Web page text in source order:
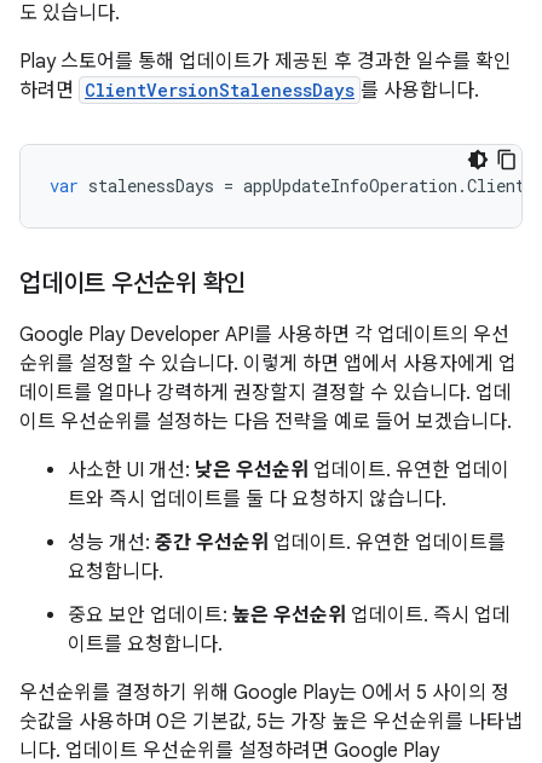
도 있습니다.
Play 스토어를 통해 업데이트가 제공된 후 경과한 일수를 확인
하려면
ClientVersionStalenessDays 를 사용합니다.
var stalenessDays = appUpdateInfoOperation .
업데이트 우선순위 확인
Google Play Developer API를 사용하면 각 업데이트의 우선
순위를 설정할 수 있습니다. 이렇게 하면 앱에서 사용자에게 업
데이트를 얼마나 강력하게 권장할지 결정할 수 있습니다. 업데
이트 우선순위를 설정하는 다음 전략을 예로 들어 보겠습니다.
사소한 UI 개선: 낮은 우선순위 업데이트. 유연한 업데이
트와 즉시 업데이트를 둘 다 요청하지 않습니다.
성능 개선: 중간 우선순위 업데이트. 유연한 업데이트를
요청합니다.
중요 보안 업데이트: 높은 우선순위 업데이트. 즉시 업데
이트를 요청합니다.
우선순위를 결정하기 위해 Google Play는 0에서 5 사이의 정
숫값을 사용하며 0은 기본값, 5는 가장 높은 우선순위를 나타냅
니다. 업데이트 우선순위를 설정하려면 Google Play